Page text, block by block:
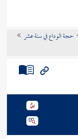
حجة الوداع في سنة عشر